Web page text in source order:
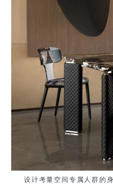
设计考量空间专属人群的